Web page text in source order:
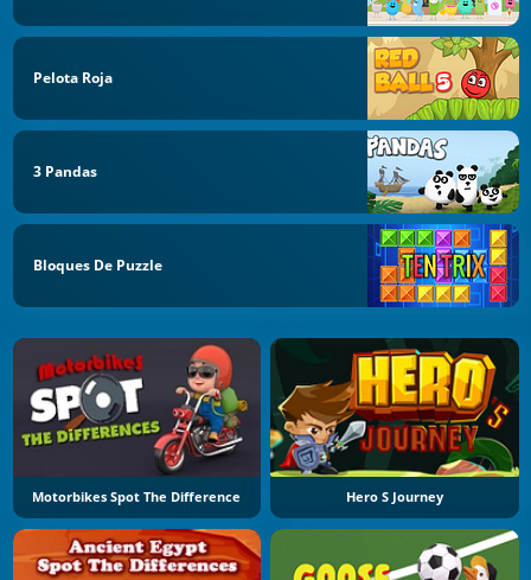
Pelota Roja
3 Pandas
Bloques De Puzzle
Motorbikes Spot The Difference Hero S Journey